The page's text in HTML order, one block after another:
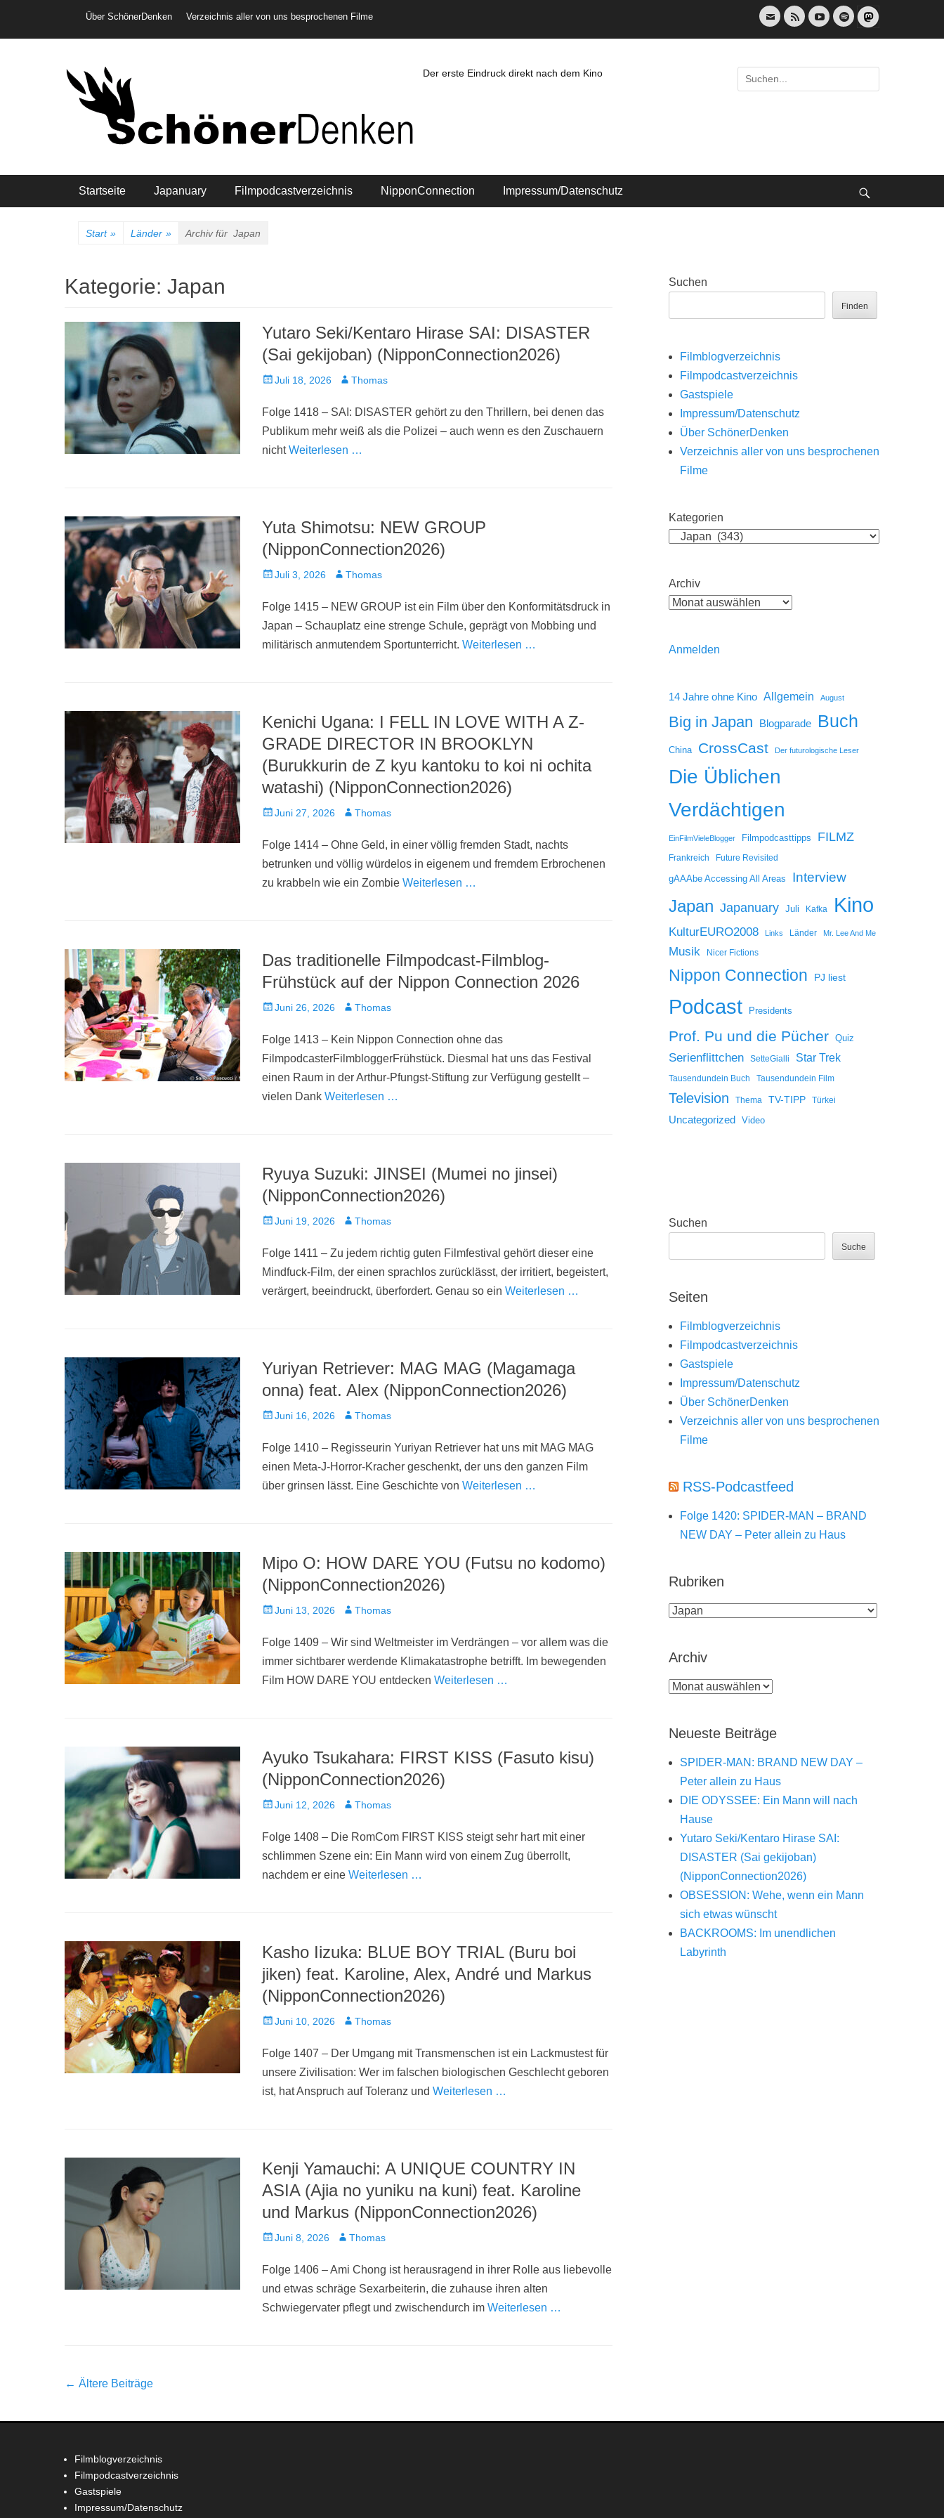
Header-Menü
Über SchönerDenken Verzeichnis aller von uns besprochenen Filme
E-
Mail
Feed YouTubeSpotify
Der erste Eindruck direkt nach dem Kino
Suche
nach:
Hauptmenü
Startseite Japanuary Filmpodcastverzeichnis NipponConnection Impressum/Datenschutz
Start » Länder » Archiv für Japan
Kategorie: Japan
Yutaro Seki/Kentaro Hirase SAI: DISASTER
(Sai gekijoban) (NipponConnection2026)
Veröffentlicht
Juli 18, 2026 AutorThomas
Folge 1418 – SAI: DISASTER gehört zu den Thrillern, bei denen das
Publikum mehr weiß als die Polizei – auch wenn es den Zuschauern
nichtWeiterlesen …
Yuta Shimotsu: NEW GROUP
(NipponConnection2026)
Veröffentlicht
Juli 3, 2026 AutorThomas
Folge 1415 – NEW GROUP ist ein Film über den Konformitätsdruck in
Japan – Schauplatz eine strenge Schule, geprägt von Mobbing und
militärisch anmutendem Sportunterricht. Weiterlesen …
Kenichi Ugana: I FELL IN LOVE WITH A Z-
GRADE DIRECTOR IN BROOKLYN
(Burukkurin de Z kyu kantoku to koi ni ochita
watashi) (NipponConnection2026)
Veröffentlicht
Juni 27, 2026 AutorThomas
Folge 1414 – Ohne Geld, in einer völlig fremden Stadt, nachts
betrunken und völlig würdelos in eigenem und fremdem Erbrochenen
zu krabbeln wie ein Zombie Weiterlesen …
Das traditionelle Filmpodcast-Filmblog-
Frühstück auf der Nippon Connection 2026
Veröffentlicht
Juni 26, 2026 AutorThomas
Folge 1413 – Kein Nippon Connection ohne das
FilmpodcasterFilmbloggerFrühstück. Diesmal hat uns das Festival
einen Raum in der Arthur-Pfungst-Stiftung zur Verfügung gestellt –
vielen Dank Weiterlesen …
Ryuya Suzuki: JINSEI (Mumei no jinsei)
(NipponConnection2026)
Veröffentlicht
Juni 19, 2026 AutorThomas
Folge 1411 – Zu jedem richtig guten Filmfestival gehört dieser eine
Mindfuck-Film, der einen sprachlos zurücklässt, der irritiert, begeistert,
verärgert, beeindruckt, überfordert. Genau so ein Weiterlesen …
Yuriyan Retriever: MAG MAG (Magamaga
onna) feat. Alex (NipponConnection2026)
Veröffentlicht
Juni 16, 2026 AutorThomas
Folge 1410 – Regisseurin Yuriyan Retriever hat uns mit MAG MAG
einen Meta-J-Horror-Kracher geschenkt, der uns den ganzen Film
über grinsen lässt. Eine Geschichte von Weiterlesen …
Mipo O: HOW DARE YOU (Futsu no kodomo)
(NipponConnection2026)
Veröffentlicht
Juni 13, 2026 AutorThomas
Folge 1409 – Wir sind Weltmeister im Verdrängen – vor allem was die
immer sichtbarer werdende Klimakatastrophe betrifft. Im bewegenden
Film HOW DARE YOU entdecken Weiterlesen …
Ayuko Tsukahara: FIRST KISS (Fasuto kisu)
(NipponConnection2026)
Veröffentlicht
Juni 12, 2026 AutorThomas
Folge 1408 – Die RomCom FIRST KISS steigt sehr hart mit einer
schlimmen Szene ein: Ein Mann wird von einem Zug überrollt,
nachdem er eine Weiterlesen …
Kasho Iizuka: BLUE BOY TRIAL (Buru boi
jiken) feat. Karoline, Alex, André und Markus
(NipponConnection2026)
Veröffentlicht
Juni 10, 2026 AutorThomas
Folge 1407 – Der Umgang mit Transmenschen ist ein Lackmustest für
unsere Zivilisation: Wer im falschen biologischen Geschlecht geboren
ist, hat Anspruch auf Toleranz und Weiterlesen …
Kenji Yamauchi: A UNIQUE COUNTRY IN
ASIA (Ajia no yuniku na kuni) feat. Karoline
und Markus (NipponConnection2026)
Veröffentlicht
Juni 8, 2026 AutorThomas
Folge 1406 – Ami Chong ist herausragend in ihrer Rolle aus liebevolle
und etwas schräge Sexarbeiterin, die zuhause ihren alten
Schwiegervater pflegt und zwischendurch im Weiterlesen …
Beitrag-
← Ältere Beiträge
Suchen
Finden
Filmblogverzeichnis
Filmpodcastverzeichnis
Gastspiele
Impressum/Datenschutz
Über SchönerDenken
Verzeichnis aller von uns besprochenen
Filme
Kategorien
Archiv
Anmelden
14 Jahre ohne Kino Allgemein August
Big in Japan Blogparade Buch
China CrossCast Der futurologische Leser
Die Üblichen
Verdächtigen
EinFilmVieleBlogger Filmpodcasttipps FILMZ
Frankreich Future Revisited
gAAAbe Accessing All Areas Interview
Japan Japanuary Juli Kafka Kino
KulturEURO2008 Links Länder Mr. Lee And Me
Musik Nicer Fictions
Nippon Connection PJ liest
Podcast Presidents
Prof. Pu und die Pücher Quiz
Serienflittchen SetteGialli Star Trek
Tausendundein Buch Tausendundein Film
Television Thema TV-TIPP Türkei
Uncategorized Video
Suchen
Suche
Seiten
Filmblogverzeichnis
Filmpodcastverzeichnis
Gastspiele
Impressum/Datenschutz
Über SchönerDenken
Verzeichnis aller von uns besprochenen
Filme
RSS-Podcastfeed
Folge 1420: SPIDER-MAN – BRAND
NEW DAY – Peter allein zu Haus
Rubriken
Rubriken
Archiv
Archiv
Neueste Beiträge
SPIDER-MAN: BRAND NEW DAY –
Peter allein zu Haus
DIE ODYSSEE: Ein Mann will nach
Hause
Yutaro Seki/Kentaro Hirase SAI:
DISASTER (Sai gekijoban)
(NipponConnection2026)
OBSESSION: Wehe, wenn ein Mann
sich etwas wünscht
BACKROOMS: Im unendlichen
Labyrinth
Filmblogverzeichnis
Filmpodcastverzeichnis
Gastspiele
Impressum/Datenschutz